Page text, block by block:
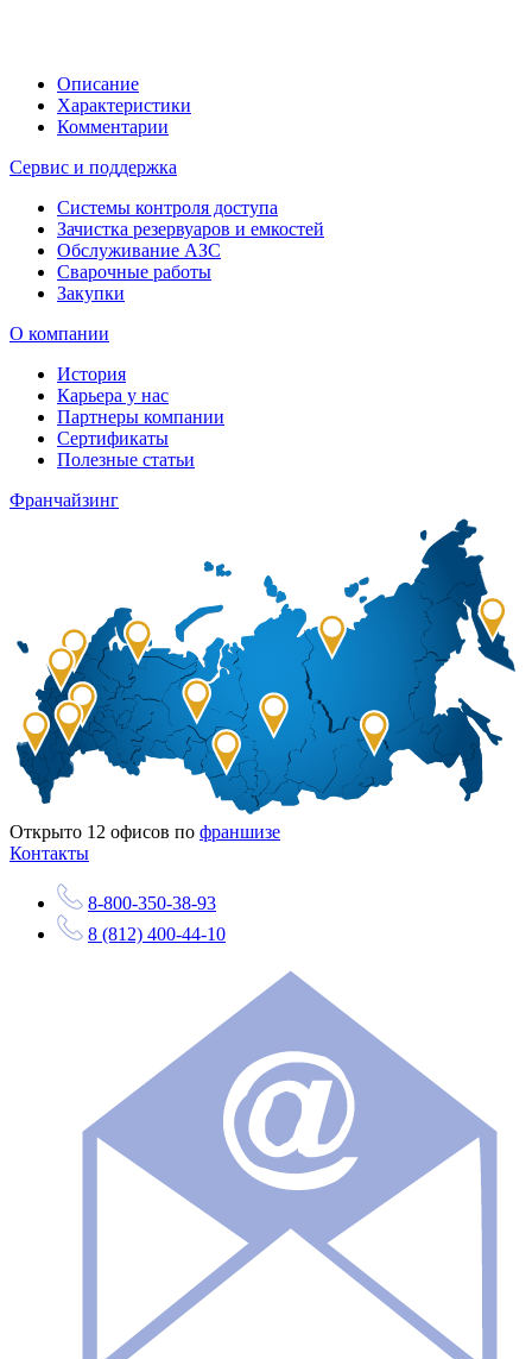
Описание
Характеристики
Комментарии
Сервис и поддержка
Системы контроля доступа
Зачистка резервуаров и емкостей
Обслуживание АЗС
Сварочные работы
Закупки
О компании
История
Карьера у нас
Партнеры компании
Сертификаты
Полезные статьи
Франчайзинг
Открыто 12 офисов по франшизе
Контакты
8-800-350-38-93
8 (812) 400-44-10